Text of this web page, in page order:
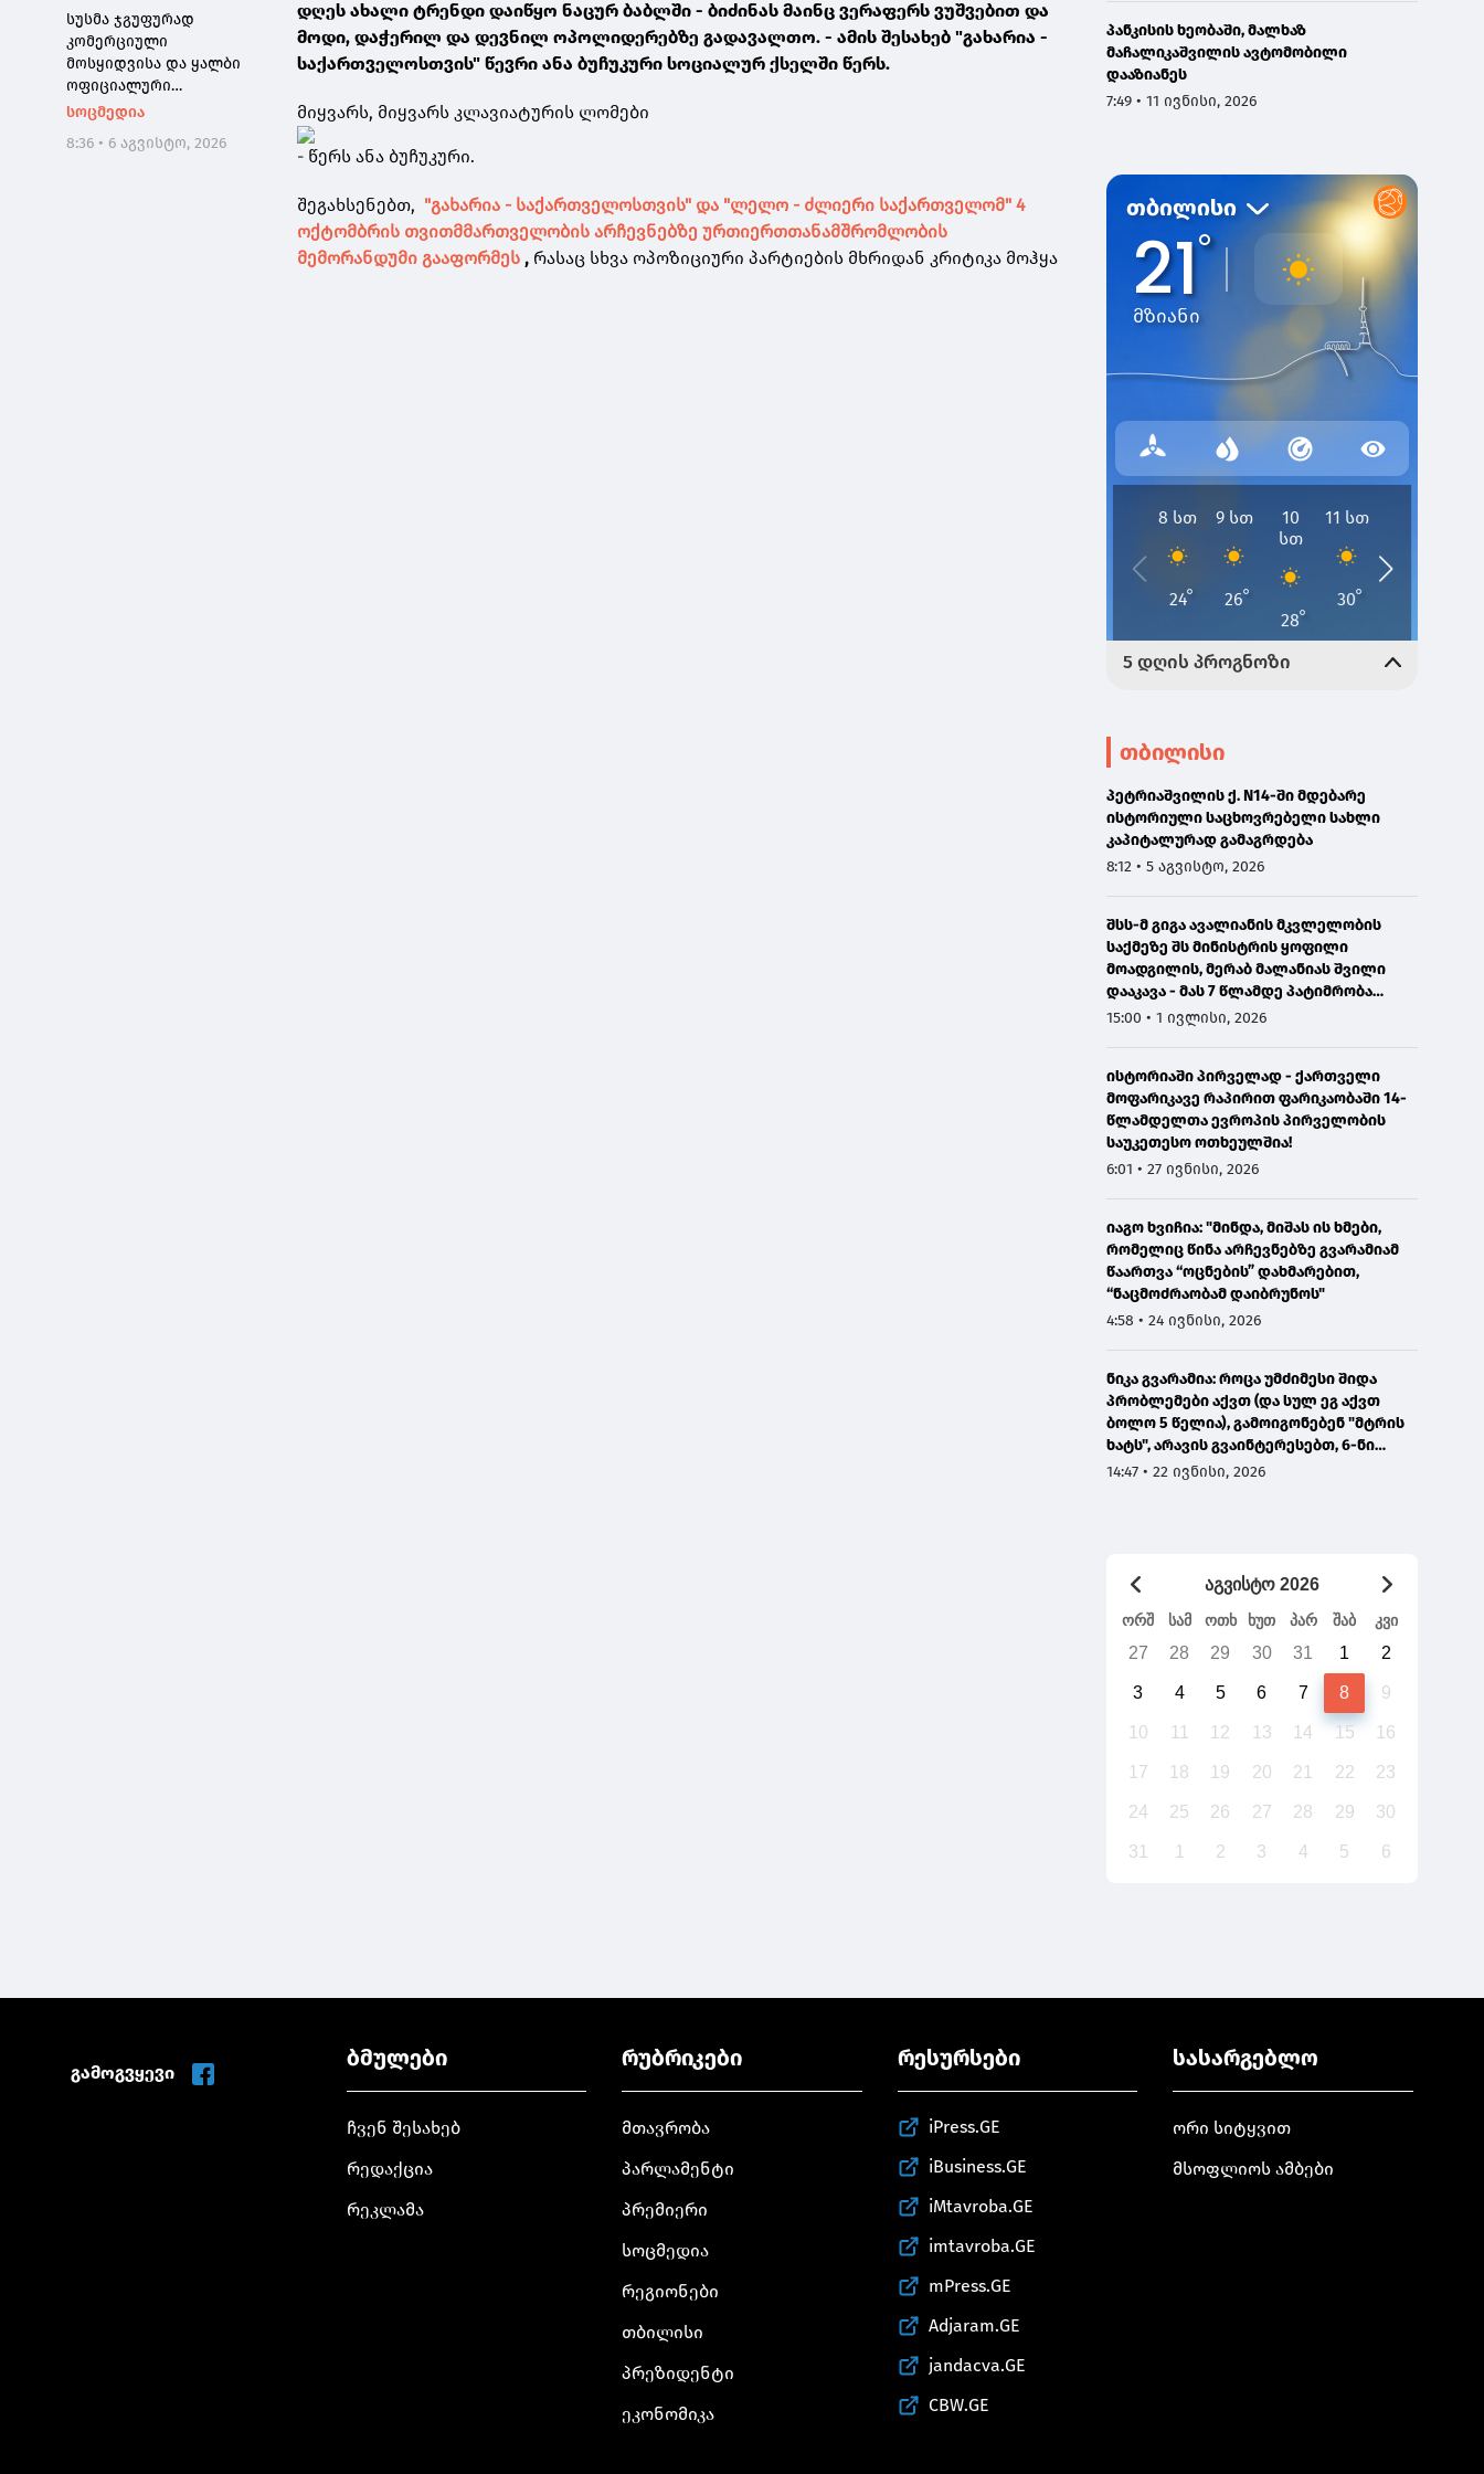
სუსმა ჯგუფურად
კომერციული
მოსყიდვისა და ყალბი
ოფიციალური
დოკუმენტის
დახმარების ფაქტზე,
სოცმედია
8:36 • 6 აგვისტო, 2026
დღეს ახალი ტრენდი დაიწყო ნაცურ ბაბლში - ბიძინას მაინც ვერაფერს ვუშვებით და
მოდი, დაჭერილ და დევნილ ოპოლიდერებზე გადავალთო. - ამის შესახებ "გახარია -
საქართველოსთვის" წევრი ანა ბუჩუკური სოციალურ ქსელში წერს.
მიყვარს, მიყვარს კლავიატურის ლომები
- წერს ანა ბუჩუკური.
შეგახსენებთ, "გახარია - საქართველოსთვის" და "ლელო - ძლიერი საქართველომ" 4
ოქტომბრის თვითმმართველობის არჩევნებზე ურთიერთთანამშრომლობის
მემორანდუმი გააფორმეს , რასაც სხვა ოპოზიციური პარტიების მხრიდან კრიტიკა მოჰყა
პანკისის ხეობაში, მალხაზ
მაჩალიკაშვილის ავტომობილი
დააზიანეს
7:49 • 11 ივნისი, 2026
თბილისი
პეტრიაშვილის ქ. N14-ში მდებარე
ისტორიული საცხოვრებელი სახლი
კაპიტალურად გამაგრდება
8:12 • 5 აგვისტო, 2026
შსს-მ გიგა ავალიანის მკვლელობის
საქმეზე შს მინისტრის ყოფილი
მოადგილის, მერაბ მალანიას შვილი
დააკავა - მას 7 წლამდე პატიმრობა
ემუქრება
15:00 • 1 ივლისი, 2026
ისტორიაში პირველად - ქართველი
მოფარიკავე რაპირით ფარიკაობაში 14-
წლამდელთა ევროპის პირველობის
საუკეთესო ოთხეულშია!
6:01 • 27 ივნისი, 2026
იაგო ხვიჩია: "მინდა, მიშას ის ხმები,
რომელიც წინა არჩევნებზე გვარამიამ
წაართვა “ოცნების” დახმარებით,
“ნაცმოძრაობამ დაიბრუნოს"
4:58 • 24 ივნისი, 2026
ნიკა გვარამია: როცა უმძიმესი შიდა
პრობლემები აქვთ (და სულ ეგ აქვთ
ბოლო 5 წელია), გამოიგონებენ "მტრის
ხატს", არავის გვაინტერესებთ, 6-ნი
ხართ და 7 დაჯგუფება გაქვთ -
14:47 • 22 ივნისი, 2026
აგვისტო 2026
ორშ სამ ოთხ ხუთ პარ შაბ კვი
27 28 29 30 31 1 2
3 4 5 6 7 8 9
10 11 12 13 14 15 16
17 18 19 20 21 22 23
24 25 26 27 28 29 30
31 1 2 3 4 5 6
გამოგვყევი
ბმულები
ჩვენ შესახებ
რედაქცია
რეკლამა
რუბრიკები
მთავრობა
პარლამენტი
პრემიერი
სოცმედია
რეგიონები
თბილისი
პრეზიდენტი
ეკონომიკა
რესურსები
iPress.GE
iBusiness.GE
iMtavroba.GE
imtavroba.GE
mPress.GE
Adjaram.GE
jandacva.GE
CBW.GE
სასარგებლო
ორი სიტყვით
მსოფლიოს ამბები